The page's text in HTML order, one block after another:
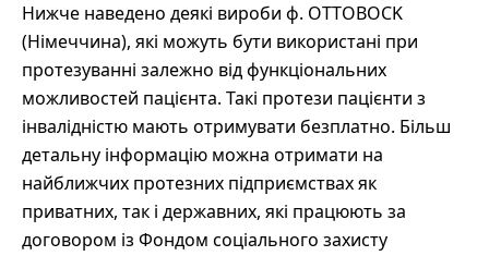
Нижче наведено деякі вироби ф. OTTOBOCK
(Німеччина), які можуть бути використані при
протезуванні залежно від функціональних
можливостей пацієнта. Такі протези пацієнти з
інвалідністю мають отримувати безплатно. Більш
детальну інформацію можна отримати на
найближчих протезних підприємствах як
приватних, так і державних, які працюють за
договором із Фондом соціального захисту